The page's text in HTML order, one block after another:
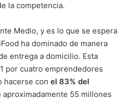
la competencia.
Medio, y es lo que se espera
ha dominado de manera
entrega a domicilio. Esta
por cuatro emprendedores
hacerse con el 83% del
aproximadamente 55 millones